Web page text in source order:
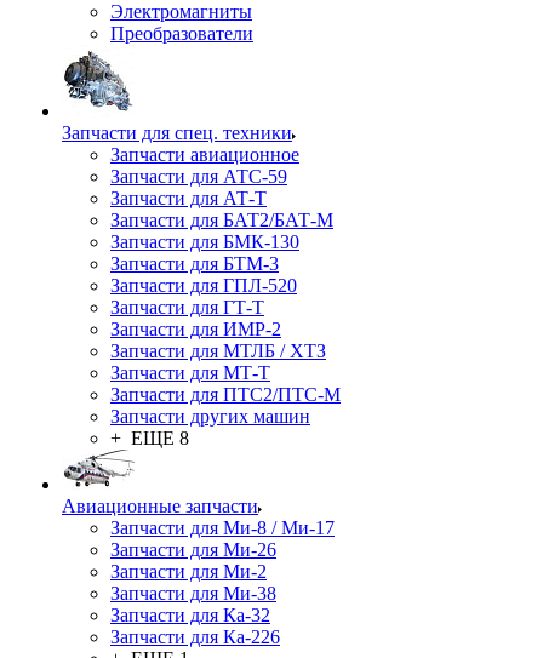
Электромагниты
Преобразователи
Запчасти для спец. техники
Запчасти авиационное
Запчасти для АТС-59
Запчасти для АТ-Т
Запчасти для БАТ2/БАТ-М
Запчасти для БМК-130
Запчасти для БТМ-3
Запчасти для ГПЛ-520
Запчасти для ГТ-Т
Запчасти для ИМР-2
Запчасти для МТЛБ / ХТЗ
Запчасти для МТ-Т
Запчасти для ПТС2/ПТС-М
Запчасти других машин
+ ЕЩЕ 8
Авиационные запчасти
Запчасти для Ми-8 / Ми-17
Запчасти для Ми-26
Запчасти для Ми-2
Запчасти для Ми-38
Запчасти для Ка-32
Запчасти для Ка-226